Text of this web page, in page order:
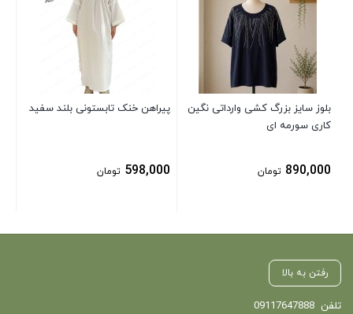
بلوز سایز بزرگ کشی وارداتی نگین
کاری سورمه ای
890,000 تومان
پیراهن خنک تابستونی بلند سفید
598,000 تومان
رفتن به بالا
تلفن 09117647888